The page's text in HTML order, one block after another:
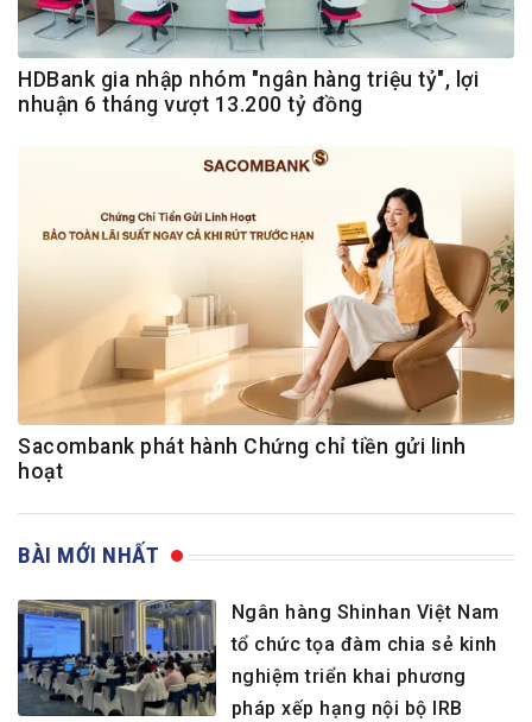
HDBank gia nhập nhóm "ngân hàng triệu tỷ", lợi
nhuận 6 tháng vượt 13.200 tỷ đồng
Sacombank phát hành Chứng chỉ tiền gửi linh
hoạt
BÀI MỚI NHẤT
Ngân hàng Shinhan Việt Nam
tổ chức tọa đàm chia sẻ kinh
nghiệm triển khai phương
pháp xếp hạng nội bộ IRB